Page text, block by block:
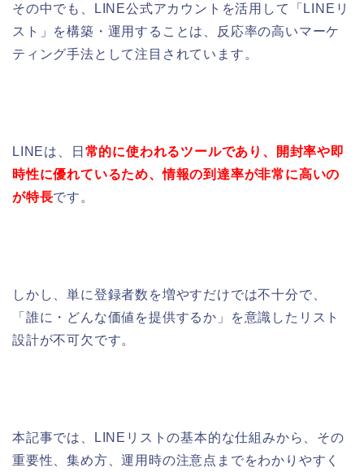
その中でも、LINE公式アカウントを活用して「LINEリ
スト」を構築・運用することは、反応率の高いマーケ
ティング手法として注目されています。
LINEは、日 常的に使われるツールであり、開封率や即
時性に優れているため、情報の到達率が非常に高いの
が特長です。
しかし、単に登録者数を増やすだけでは不十分で、
「誰に・どんな価値を提供するか」を意識したリスト
設計が不可欠です。
本記事では、LINEリストの基本的な仕組みから、その
重要性、集め方、運用時の注意点までをわかりやすく